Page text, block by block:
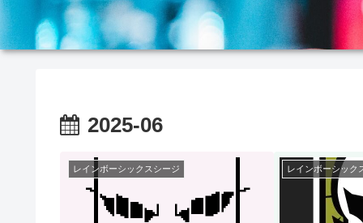
2025-06
レインボーシックスシージ レインボーシック